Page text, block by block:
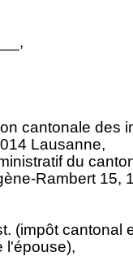
cantonale des
Lausanne,
du
Rambert 15,
(impôt cantonal
l'épouse),